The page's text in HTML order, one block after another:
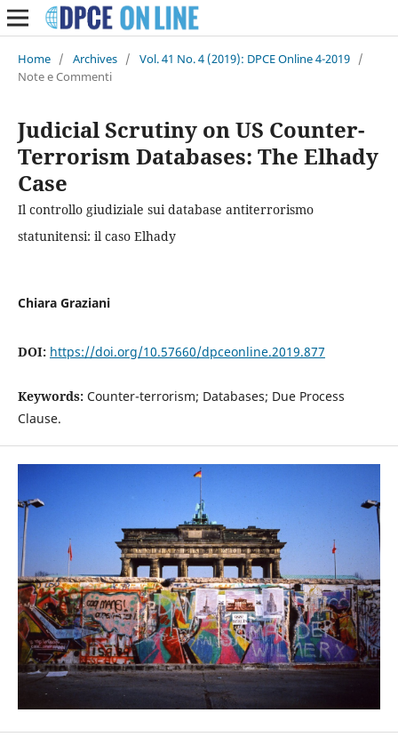
Home / Archives / Vol. 41 No. 4 (2019): DPCE Online 4-2019 /
Note e Commenti
Judicial Scrutiny on US Counter-
Terrorism Databases: The Elhady
Case
Il controllo giudiziale sui database antiterrorismo
statunitensi: il caso Elhady
Chiara Graziani
DOI: https://doi.org/10.57660/dpceonline.2019.877
Keywords: Counter-terrorism; Databases; Due Process
Clause.